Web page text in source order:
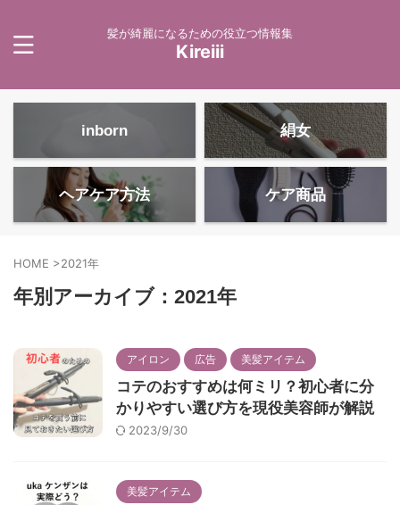
髪が綺麗になるための役立つ情報集
Kireiii
inborn 絹女
ヘアケア方法 ケア商品
HOME >2021年
年別アーカイブ：2021年
アイロン 広告 美髪アイテム
コテのおすすめは何ミリ？初心者に分
かりやすい選び方を現役美容師が解説
2023/9/30
美髪アイテム